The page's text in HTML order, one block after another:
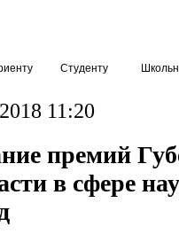
Студенту
11:20
премий
в сфере